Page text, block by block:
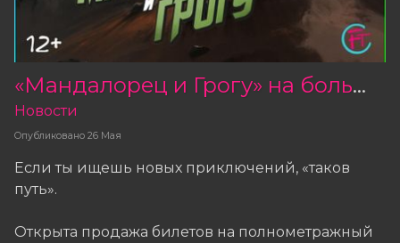
«Мандалорец и Грогу» на больших экранах!
Опубликовано 26 Мая
Новости
Если ты ищешь новых приключений, «таков
путь».
Открыта продажа билетов на полнометражный